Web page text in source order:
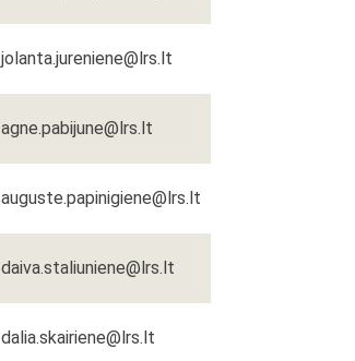
jolanta.jureniene@lrs.lt
agne.pabijune@lrs.lt
auguste.papinigiene@lrs.lt
daiva.staliuniene@lrs.lt
dalia.skairiene@lrs.lt